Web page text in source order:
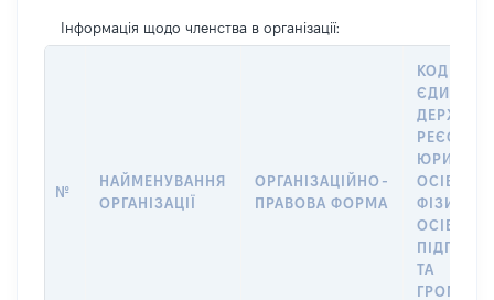
Інформація щодо членства в організації:
№
НАЙМЕНУВАННЯ
ОРГАНІЗАЦІЇ
ОРГАНІЗАЦІЙНО-
ПРАВОВА ФОРМА
КОД В
РЕЄСТРІ
ОСІБ,
ОСІБ –
ТА